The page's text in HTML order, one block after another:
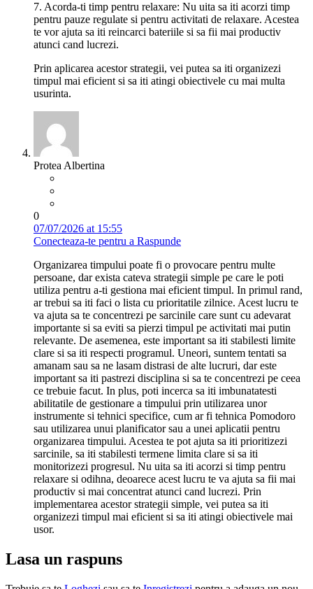
7. Acorda-ti timp pentru relaxare: Nu uita sa iti acorzi timp
pentru pauze regulate si pentru activitati de relaxare. Acestea
te vor ajuta sa iti reincarci bateriile si sa fii mai productiv
atunci cand lucrezi.
Prin aplicarea acestor strategii, vei putea sa iti organizezi
timpul mai eficient si sa iti atingi obiectivele cu mai multa
usurinta.
Protea Albertina
0
07/07/2026 at 15:55
Conecteaza-te pentru a Raspunde
Organizarea timpului poate fi o provocare pentru multe
persoane, dar exista cateva strategii simple pe care le poti
utiliza pentru a-ti gestiona mai eficient timpul. In primul rand,
ar trebui sa iti faci o lista cu prioritatile zilnice. Acest lucru te
va ajuta sa te concentrezi pe sarcinile care sunt cu adevarat
importante si sa eviti sa pierzi timpul pe activitati mai putin
relevante. De asemenea, este important sa iti stabilesti limite
clare si sa iti respecti programul. Uneori, suntem tentati sa
amanam sau sa ne lasam distrasi de alte lucruri, dar este
important sa iti pastrezi disciplina si sa te concentrezi pe ceea
ce trebuie facut. In plus, poti incerca sa iti imbunatatesti
abilitatile de gestionare a timpului prin utilizarea unor
instrumente si tehnici specifice, cum ar fi tehnica Pomodoro
sau utilizarea unui planificator sau a unei aplicatii pentru
organizarea timpului. Acestea te pot ajuta sa iti prioritizezi
sarcinile, sa iti stabilesti termene limita clare si sa iti
monitorizezi progresul. Nu uita sa iti acorzi si timp pentru
relaxare si odihna, deoarece acest lucru te va ajuta sa fii mai
productiv si mai concentrat atunci cand lucrezi. Prin
implementarea acestor strategii simple, vei putea sa iti
organizezi timpul mai eficient si sa iti atingi obiectivele mai
usor.
Lasa un raspuns